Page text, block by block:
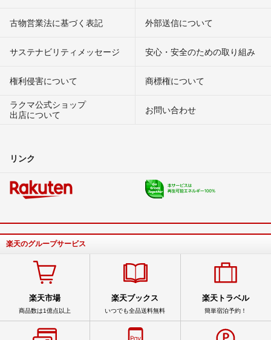
古物営業法に基づく表記 外部送信について
サステナビリティメッセージ 安心・安全のための取り組み
権利侵害について
商標権について
ラクマ公式ショップ
出店について
お問い合わせ
リンク
楽天のグループサービス
楽天市場
商品数は1億点以上
楽天ブックス
いつでも全品送料無料
楽天トラベル
簡単宿泊予約！